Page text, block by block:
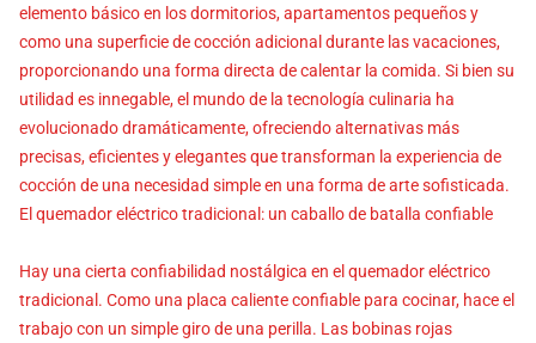
elemento básico en los dormitorios, apartamentos pequeños y
como una superficie de cocción adicional durante las vacaciones,
proporcionando una forma directa de calentar la comida. Si bien su
utilidad es innegable, el mundo de la tecnología culinaria ha
evolucionado dramáticamente, ofreciendo alternativas más
precisas, eficientes y elegantes que transforman la experiencia de
cocción de una necesidad simple en una forma de arte sofisticada.
El quemador eléctrico tradicional: un caballo de batalla confiable
Hay una cierta confiabilidad nostálgica en el quemador eléctrico
tradicional. Como una placa caliente confiable para cocinar, hace el
trabajo con un simple giro de una perilla. Las bobinas rojas